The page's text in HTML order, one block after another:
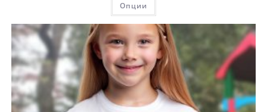
Опции